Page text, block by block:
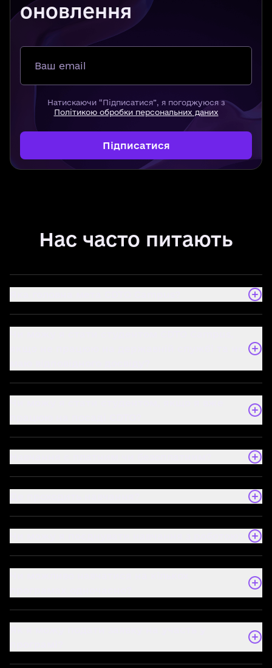
оновлення
Ваш email
Натискаючи “Підписатися”, я погоджуюся з
Політикою обробки персональних даних
Підписатися
Нас часто питають